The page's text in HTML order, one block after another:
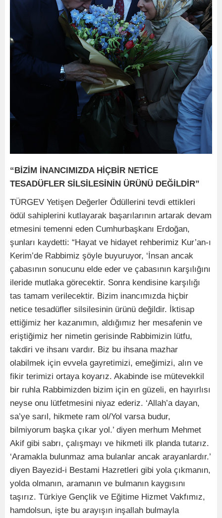
“BİZİM İNANCIMIZDA HİÇBİR NETİCE
TESADÜFLER SİLSİLESİNİN ÜRÜNÜ DEĞİLDİR”
TÜRGEV Yetişen Değerler Ödüllerini tevdi ettikleri
ödül sahiplerini kutlayarak başarılarının artarak devam
etmesini temenni eden Cumhurbaşkanı Erdoğan,
şunları kaydetti: “Hayat ve hidayet rehberimiz Kur’an-ı
Kerim’de Rabbimiz şöyle buyuruyor, ‘İnsan ancak
çabasının sonucunu elde eder ve çabasının karşılığını
ileride mutlaka görecektir. Sonra kendisine karşılığı
tas tamam verilecektir. Bizim inancımızda hiçbir
netice tesadüfler silsilesinin ürünü değildir. İktisap
ettiğimiz her kazanımın, aldığımız her mesafenin ve
eriştiğimiz her nimetin gerisinde Rabbimizin lütfu,
takdiri ve ihsanı vardır. Biz bu ihsana mazhar
olabilmek için evvela gayretimizi, emeğimizi, alın ve
fikir terimizi ortaya koyarız. Akabinde ise mütevekkil
bir ruhla Rabbimizden bizim için en güzeli, en hayırlısı
neyse onu lütfetmesini niyaz ederiz. ‘Allah’a dayan,
sa’ye sarıl, hikmete ram ol/Yol varsa budur,
bilmiyorum başka çıkar yol.’ diyen merhum Mehmet
Akif gibi sabrı, çalışmayı ve hikmeti ilk planda tutarız.
‘Aramakla bulunmaz ama bulanlar ancak arayanlardır.’
diyen Bayezid-i Bestami Hazretleri gibi yola çıkmanın,
yolda olmanın, aramanın ve bulmanın kaygısını
taşırız. Türkiye Gençlik ve Eğitime Hizmet Vakfımız,
hamdolsun, işte bu arayışın inşallah bulmayla